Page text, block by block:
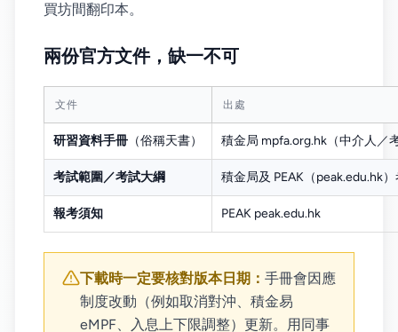
買坊間翻印本。
兩份官方文件，缺一不可
文件 出處
研習資料手冊 （俗稱天書） 積金局 mpfa.org.hk（中介人／
考試範圍／考試大綱 積金局及 PEAK（peak.edu.hk
報考須知 PEAK peak.edu.hk
下載時一定要核對版本日期： 手冊會因應
制度改動（例如取消對沖、積金易
eMPF、入息上下限調整）更新。用同事